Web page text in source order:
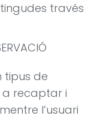
través
tipus de
a recaptar i
l’usuari